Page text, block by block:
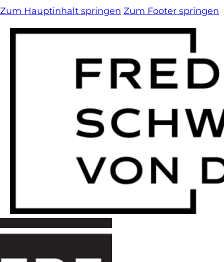
Zum Hauptinhalt springen Zum Footer springen